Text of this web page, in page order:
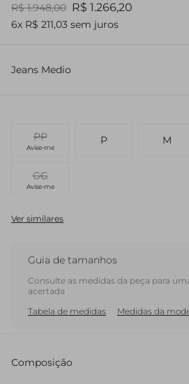
R$ 1.948,00 R$ 1.266,20
6x R$ 211,03 sem juros
Jeans Medio
PP
Avise-me
P M
GG
Avise-me
Ver similares
Guia de tamanhos
Consulte as medidas da peça para
acertada
Tabela de medidas
Medidas da
Composição